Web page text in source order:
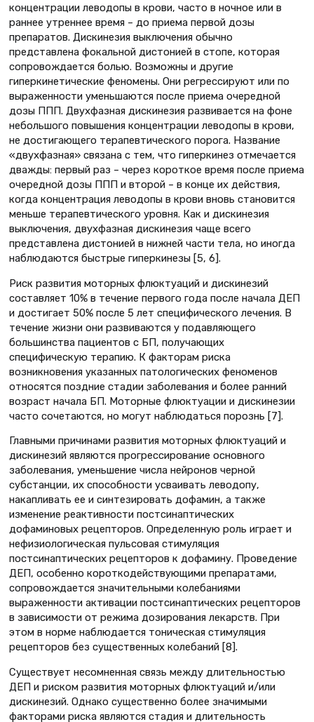
концентрации леводопы в крови, часто в ночное или в
раннее утреннее время – до приема первой дозы
препаратов. Дискинезия выключения обычно
представлена фокальной дистонией в стопе, которая
сопровождается болью. Возможны и другие
гиперкинетические феномены. Они регрессируют или по
выраженности уменьшаются после приема очередной
дозы ППП. Двухфазная дискинезия развивается на фоне
небольшого повышения концентрации леводопы в крови,
не достигающего терапевтического порога. Название
«двухфазная» связана с тем, что гиперкинез отмечается
дважды: первый раз – через короткое время после приема
очередной дозы ППП и второй – в конце их действия,
когда концентрация леводопы в крови вновь становится
меньше терапевтического уровня. Как и дискинезия
выключения, двухфазная дискинезия чаще всего
представлена дистонией в нижней части тела, но иногда
наблюдаются быстрые гиперкинезы [5, 6].
Риск развития моторных флюктуаций и дискинезий
составляет 10% в течение первого года после начала ДЕП
и достигает 50% после 5 лет специфического лечения. В
течение жизни они развиваются у подавляющего
большинства пациентов с БП, получающих
специфическую терапию. К факторам риска
возникновения указанных патологических феноменов
относятся поздние стадии заболевания и более ранний
возраст начала БП. Моторные флюктуации и дискинезии
часто сочетаются, но могут наблюдаться порознь [7].
Главными причинами развития моторных флюктуаций и
дискинезий являются прогрессирование основного
заболевания, уменьшение числа нейронов черной
субстанции, их способности усваивать леводопу,
накапливать ее и синтезировать дофамин, а также
изменение реактивности постсинаптических
дофаминовых рецепторов. Определенную роль играет и
нефизиологическая пульсовая стимуляция
постсинаптических рецепторов к дофамину. Проведение
ДЕП, особенно короткодействующими препаратами,
сопровождается значительными колебаниями
выраженности активации постсинаптических рецепторов
в зависимости от режима дозирования лекарств. При
этом в норме наблюдается тоническая стимуляция
рецепторов без существенных колебаний [8].
Существует несомненная связь между длительностью
ДЕП и риском развития моторных флюктуаций и/или
дискинезий. Однако существенно более значимыми
факторами риска являются стадия и длительность